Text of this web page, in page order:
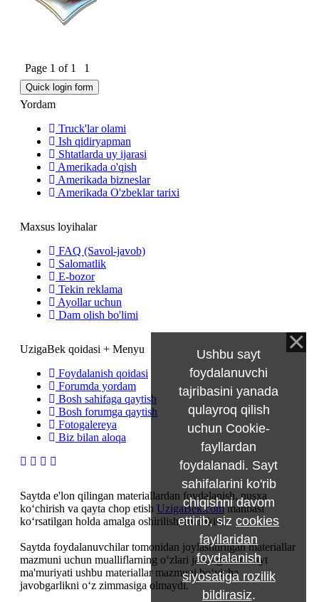
Page 1 of 1 1
Yordam
Truck'lar olami
Ish qidiryapman
Shtatlarda uy ijarasi
Amerikada o'qish
Amerikada bizneslar
Amerikada O'zbeklar tarixi
Maxsus loyihalar
FAQ (Savol-javob)
Salomatlik
E-bozor
Tekin reklama
Ayollar uchun
Dam olish bo'limi
UzigaBek qoidasi + Menyu
Foydalanish qoidasi
Forumda yordam
Bosh sahifaga qaytish
Bosh forumga qaytish
Fotogalereya
Biz bilan aloqa
Saytda e'lon qilingan materiallardan foydalanish, nusxa
ko‘chirish va qayta chop etish UzigaBek.commanbasi
ko‘rsatilgan holda amalga oshirilishi mumkin.
Saytda foydalanuvchilar tomonidan joylashtirilgan materiallar
mazmuni uchun mualliflarning o‘zlari javobgardir. Sayt
ma'muriyati ushbu materiallar mazmuni bo‘yicha
javobgarlikni o‘z zimmasiga olmaydi.
Ushbu sayt
foydalanuvchi
tajribasini yanada
qulayroq qilish
uchun Cookie-
fayllardan
foydalanadi. Sayt
sahifalarini ko'rib
chiqishni davom
ettirib, sizcookies
fayllaridan
foydalanish
siyosatiga rozilik
bildirasiz.